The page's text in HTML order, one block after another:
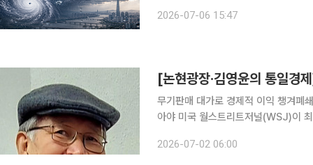
6월 23일, 중부지방 6월 25일인 점
2026-07-06 15:47
[논현광장·김영윤의 통일경
무기판매 대가로 경제적 이익 챙겨폐
아야 미국 월스트리트저널(WSJ)이 최근 북한을 “지금 세계에서 가장 놀라운 경제적 성공담”의 주
2026-07-02 06:00